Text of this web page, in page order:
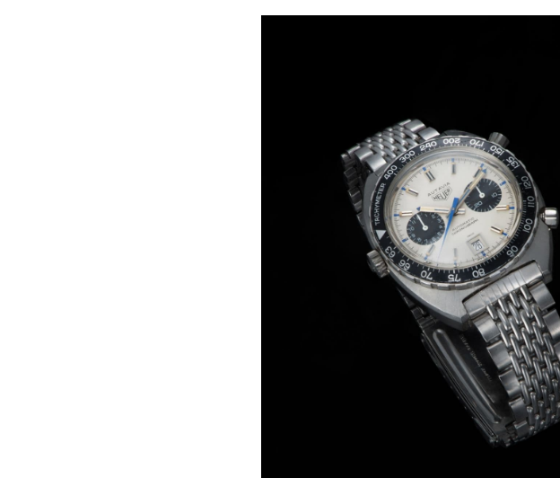
广州市越秀区环市东路371-375号世界贸易中心大厦南塔写字
福州市鼓楼区五四路128-1号恒力城写字楼15层03室（需提前
成都市锦江区人民东路6号SAC东原中心写字楼24层2406B室
重庆市江北区观音桥步行街2号融恒时代广场写字楼9层902室
长沙市芙蓉区定王台街道建湘路393号世茂环球金融中心写字
郑州市二七区铭功路10号华润大厦写字楼29层2905室（需提前
太原市迎泽区解放路15号亨得利名表服务中心（品牌授权店）
沈阳市沈河区中街路137号亨得利名表服务中心（品牌授权店
沈阳市沈河区中街路83号亨得利名表服务中心（品牌授权店）
乌鲁木齐市天山区红山路26号时代广场（CCMALL）C座17层
温州市鹿城区锦绣路1067号置信广场10层1015室（需提前预约
哈尔滨市道里区友谊西路600号富力中心T2座写字楼29层03室
大连市中山区人民路15号国际金融大厦7层G室（需提前预约）
佛山市禅城区季华五路57号万科金融中心C座12层1205室（需
东莞市东城街道鸿福东路1号民盈国贸中心T1写字楼9层907室